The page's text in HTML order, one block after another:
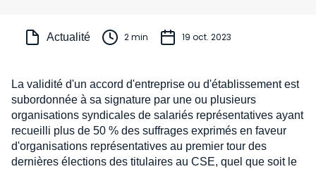
Actualité 2 min 19 oct. 2023
La validité d'un accord d'entreprise ou d'établissement est
subordonnée à sa signature par une ou plusieurs
organisations syndicales de salariés représentatives ayant
recueilli plus de 50 % des suffrages exprimés en faveur
d'organisations représentatives au premier tour des
dernières élections des titulaires au CSE, quel que soit le